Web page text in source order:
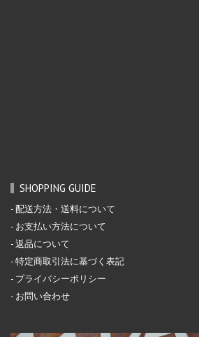
SHOPPING GUIDE
配送方法・送料について
お支払い方法について
返品について
特定商取引法に基づく表記
プライバシーポリシー
お問い合わせ